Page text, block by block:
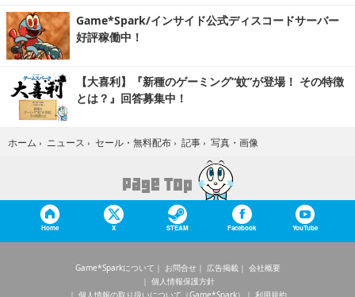
Game*Spark/インサイド公式ディスコードサーバー
好評稼働中！
【大喜利】『新種のゲーミング“蚊”が登場！ その特徴
とは？』回答募集中！
ホーム › ニュース › セール・無料配布 › 記事 › 写真・画像
Home X STEAM Facebook YouTube
Game*Sparkについて お問合せ 広告掲載
会社概要
個人情報保護方針